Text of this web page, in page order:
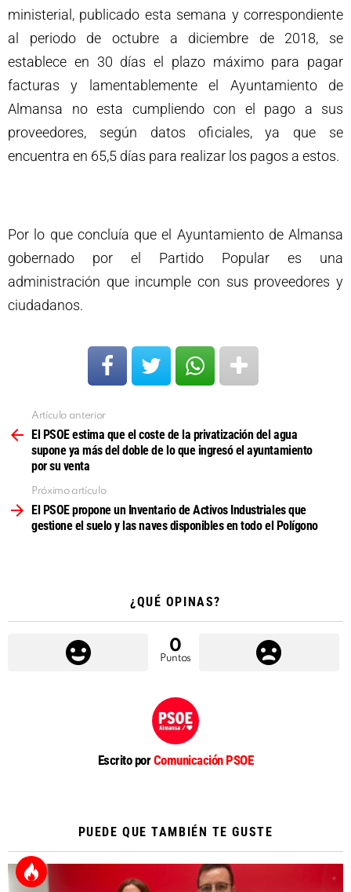
ministerial, publicado esta semana y correspondiente
al periodo de octubre a diciembre de 2018, se
establece en 30 días el plazo máximo para pagar
facturas y lamentablemente el Ayuntamiento de
Almansa no esta cumpliendo con el pago a sus
proveedores, según datos oficiales, ya que se
encuentra en 65,5 días para realizar los pagos a estos.
Por lo que concluía que el Ayuntamiento de Almansa
gobernado por el Partido Popular es una
administración que incumple con sus proveedores y
ciudadanos.
más
Artículo anterior
El PSOE estima que el coste de la privatización del agua
supone ya más del doble de lo que ingresó el ayuntamiento
por su venta
Próximo artículo
El PSOE propone un Inventario de Activos Industriales que
gestione el suelo y las naves disponibles en todo el Polígono
¿QUÉ OPINAS?
0
Puntos
Escrito porComunicación PSOE
PUEDE QUE TAMBIÉN TE GUSTE